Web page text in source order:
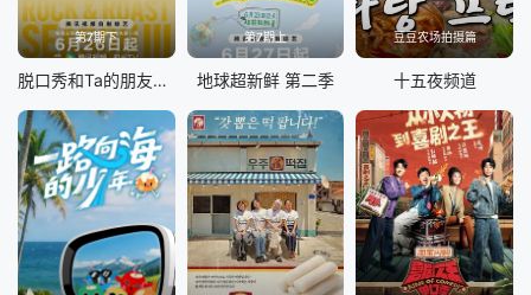
第7期下
脱口秀和Ta的朋友们 第三季
第7期上
地球超新鲜 第二季
豆豆农场拍摄篇
十五夜频道